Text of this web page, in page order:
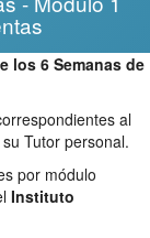
los 6 Semanas de
al
Tutor personal.
por módulo
Instituto